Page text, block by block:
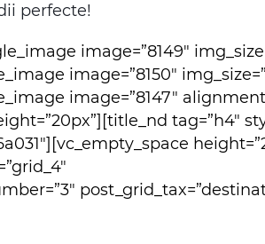
perfecte!
image=”8149″
image=”8150″
image=”8147″
tag=”h4″